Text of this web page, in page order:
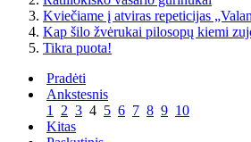
Kviečiame į atviras repeticijas
Kap šilo žvėrukai pilosopų kiemi
Tikra puota!
Pradėti
Ankstesnis
1 2 3 4 5 6 7 8 9 10
Kitas